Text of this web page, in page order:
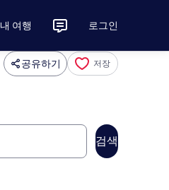
내 여행 로그인
공유하기 저장
검색